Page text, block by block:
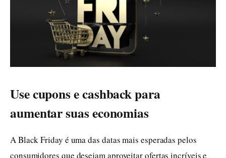
Use cupons e cashback para
aumentar suas economias
A Black Friday é uma das datas mais esperadas pelos
consumidores que desejam aproveitar ofertas incríveis e